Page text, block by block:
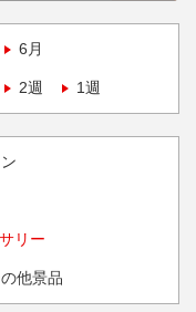
6月
2週 1週
リー
他景品